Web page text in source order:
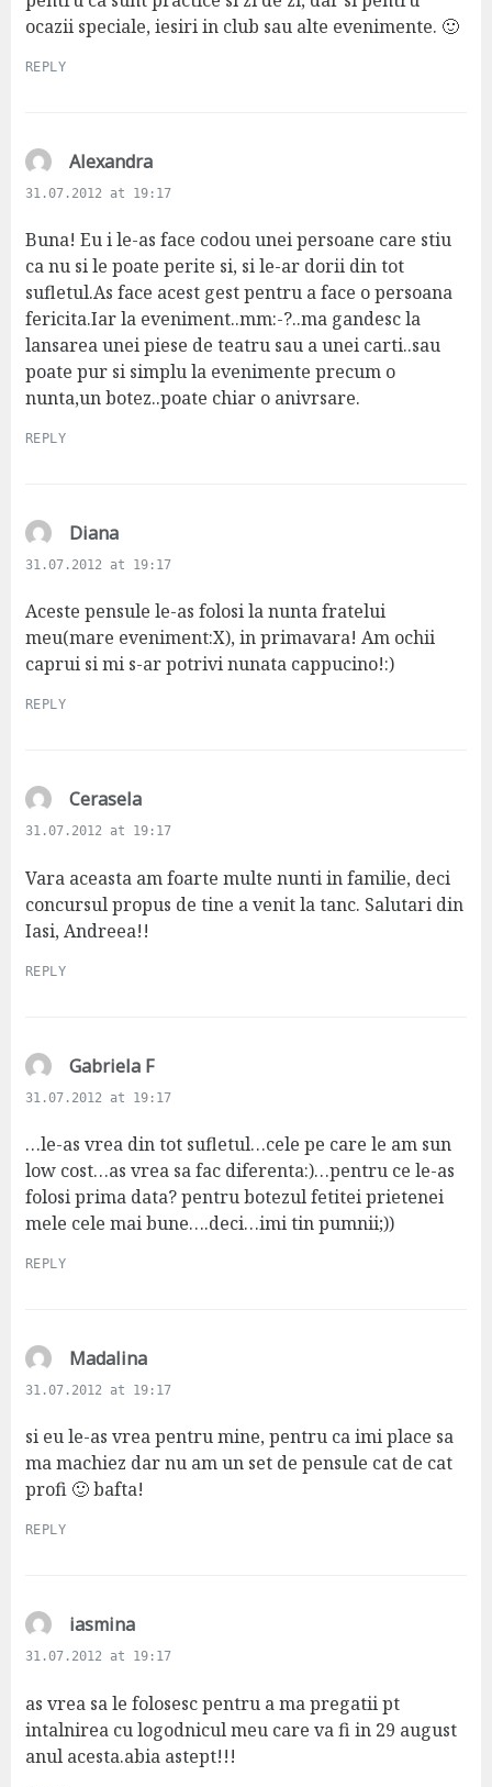
ocazii speciale, iesiri in club sau alte evenimente. 🙂
REPLY
Alexandras
a
s
:
31.07.2012 at 19:17
Buna! Eu i le-as face codou unei persoane care stiu
ca nu si le poate perite si, si le-ar dorii din tot
sufletul.As face acest gest pentru a face o persoana
fericita.Iar la eveniment..mm:-?..ma gandesc la
lansarea unei piese de teatru sau a unei carti..sau
poate pur si simplu la evenimente precum o
nunta,un botez..poate chiar o anivrsare.
REPLY
Dianas
a
s
:
31.07.2012 at 19:17
Aceste pensule le-as folosi la nunta fratelui
meu(mare eveniment:X), in primavara! Am ochii
caprui si mi s-ar potrivi nunata cappucino!:)
REPLY
Ceraselas
a
s
:
31.07.2012 at 19:17
Vara aceasta am foarte multe nunti in familie, deci
concursul propus de tine a venit la tanc. Salutari din
Iasi, Andreea!!
REPLY
Gabriela Fs
a
s
:
31.07.2012 at 19:17
…le-as vrea din tot sufletul…cele pe care le am sun
low cost…as vrea sa fac diferenta:)…pentru ce le-as
folosi prima data? pentru botezul fetitei prietenei
mele cele mai bune….deci…imi tin pumnii;))
REPLY
Madalinas
a
s
:
31.07.2012 at 19:17
si eu le-as vrea pentru mine, pentru ca imi place sa
ma machiez dar nu am un set de pensule cat de cat
profi 🙂 bafta!
REPLY
iasminas
a
s
31.07.2012 at 19:17
as vrea sa le folosesc pentru a ma pregatii pt
intalnirea cu logodnicul meu care va fi in 29 august
anul acesta.abia astept!!!